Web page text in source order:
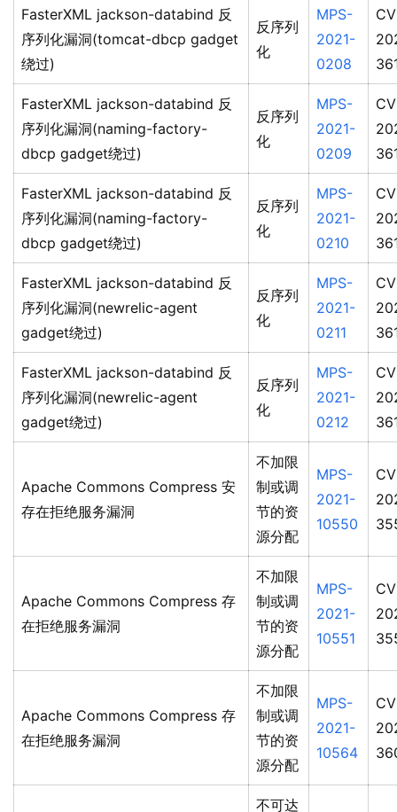
FasterXML jackson-databind 反
序列化漏洞(tomcat-dbcp gadget
绕过)
反序列
化
MPS-
2021-
0208
FasterXML jackson-databind 反
序列化漏洞(naming-factory-
dbcp gadget绕过)
反序列
化
MPS-
2021-
0209
FasterXML jackson-databind 反
序列化漏洞(naming-factory-
dbcp gadget绕过)
反序列
化
MPS-
2021-
0210
FasterXML jackson-databind 反
序列化漏洞(newrelic-agent
gadget绕过)
反序列
化
MPS-
2021-
0211
FasterXML jackson-databind 反
序列化漏洞(newrelic-agent
gadget绕过)
反序列
化
MPS-
2021-
0212
Apache Commons Compress 安
存在拒绝服务漏洞
不加限
制或调
节的资
源分配
MPS-
2021-
10550
Apache Commons Compress 存
在拒绝服务漏洞
不加限
制或调
节的资
源分配
MPS-
2021-
10551
Apache Commons Compress 存
在拒绝服务漏洞
不加限
制或调
节的资
源分配
MPS-
2021-
10564
不可达